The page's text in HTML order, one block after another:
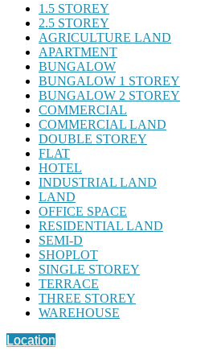
1.5 STOREY
2.5 STOREY
AGRICULTURE LAND
APARTMENT
BUNGALOW
BUNGALOW 1 STOREY
BUNGALOW 2 STOREY
COMMERCIAL
COMMERCIAL LAND
DOUBLE STOREY
FLAT
HOTEL
INDUSTRIAL LAND
LAND
OFFICE SPACE
RESIDENTIAL LAND
SEMI-D
SHOPLOT
SINGLE STOREY
TERRACE
THREE STOREY
WAREHOUSE
Location